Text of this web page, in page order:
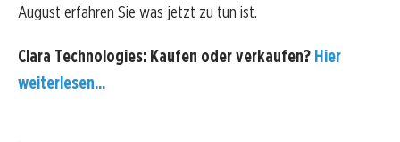
August erfahren Sie was jetzt zu tun ist.
Clara Technologies: Kaufen oder verkaufen? Hier
weiterlesen...